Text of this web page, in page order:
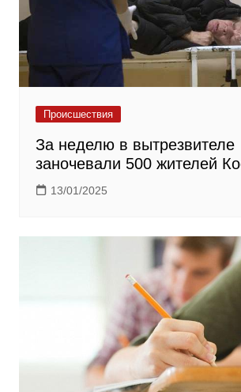
Происшествия
За неделю в вытрезвителе
заночевали 500 жителей
13/01/2025